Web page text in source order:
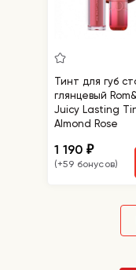
Тинт для губ
глянцевый
Juicy Lasting
Almond Rose
1 190₽
(+59 бонусов)